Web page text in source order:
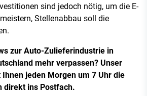
sind jedoch nötig, um die E-
Stellenabbau soll die
zur Auto-Zulieferindustrie in
mehr verpassen? Unser
jeden Morgen um 7 Uhr die
direkt ins Postfach.